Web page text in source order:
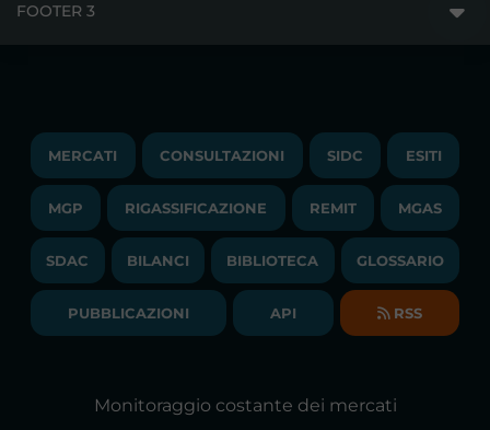
PUBBLICAZIONI
COMUNICATI/NEWS
NEWSLETTER
BILANCI DI ESERCIZIO
LAVORA CON NOI
BANDI DI GARA E CONTRATTI
SOCIETA' TRASPARENTE
FOOTER 3
TRAYPORT M. ELETTRICO
LIQUIDITY PROVIDERS
BIBLIOTECA
GLOSSARIO
DICHIARAZIONE DI ACCESSIBILITÀ
MERCATI CONSULTAZIONI SIDC ESITI
MGP RIGASSIFICAZIONE REMIT MGAS
SDAC BILANCI BIBLIOTECA GLOSSARIO
PUBBLICAZIONI API RSS
Monitoraggio costante dei mercati